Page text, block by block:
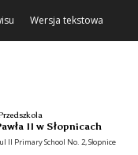
Wersja tekstowa
II w Słopnicach
II Primary School No. 2, Słopnice